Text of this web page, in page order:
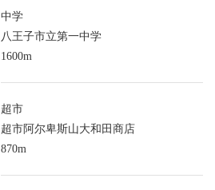
中学
八王子市立第一中学
1600m
超市
超市阿尔卑斯山大和田商店
870m